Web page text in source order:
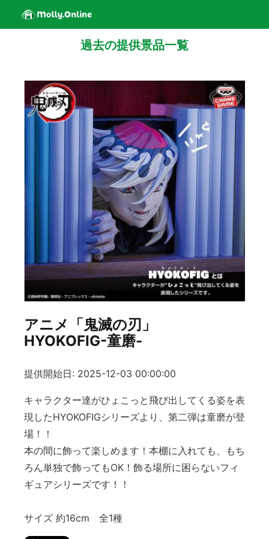
過去の提供景品一覧
アニメ「鬼滅の刃」
HYOKOFIG-童磨-
提供開始日: 2025-12-03 00:00:00
キャラクター達がひょこっと飛び出してくる姿を表
現したHYOKOFIGシリーズより、第二弾は童磨が登
場！！
本の間に飾って楽しめます！本棚に入れても、もち
ろん単独で飾ってもOK！飾る場所に困らないフィ
ギュアシリーズです！！
サイズ 約16cm 全1種